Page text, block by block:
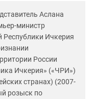
Аслана
министр
Республики Ичкерия
России
Ичкерия» («ЧРИ»)
странах) (2007-
розыск по